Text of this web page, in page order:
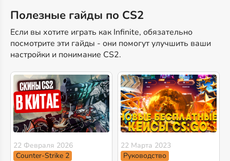
Полезные гайды по CS2
Если вы хотите играть как Infinite, обязательно
посмотрите эти гайды - они помогут улучшить ваши
настройки и понимание CS2.
22 Февраля 2026
Counter-Strike 2
22 Марта 2023
Руководство